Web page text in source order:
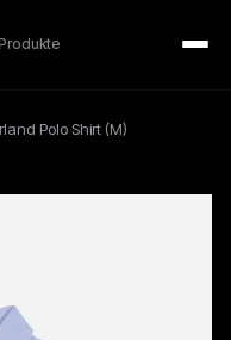
Polo Shirt (M)